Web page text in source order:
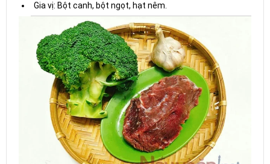
Gia vị: Bột canh, bột ngọt, hạt nêm.